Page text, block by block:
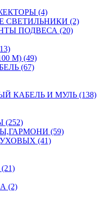
(4)
СВЕТИЛЬНИКИ (2)
ПОДВЕСА (20)
М) (49)
(67)
КАБЕЛЬ И МУЛЬ (138)
(59)
(41)
(2)